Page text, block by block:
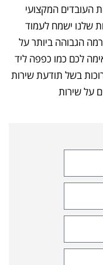
העובדים המקצועי
שלנו ישמח לעמוד
הגבוהה ביותר על
לכם כמו כפפה ליד
בשל תודעת שירות
על שירות